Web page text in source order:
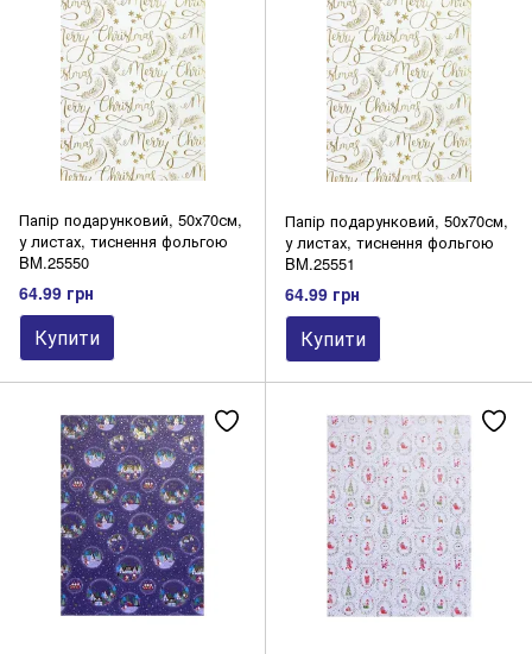
Папір подарунковий, 50х70см,
у листах, тиснення фольгою
BM.25550
64.99 грн
Купити
Папір подарунковий, 50х70см,
у листах, тиснення фольгою
BM.25551
64.99 грн
Купити